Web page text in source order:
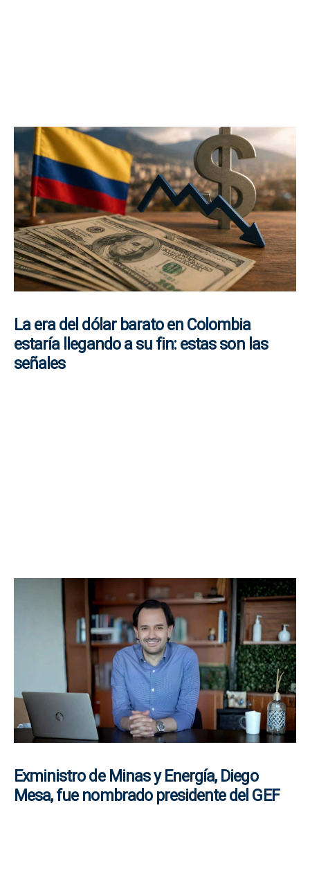
La era del dólar barato en Colombia
estaría llegando a su fin: estas son las
señales
Exministro de Minas y Energía, Diego
Mesa, fue nombrado presidente del GEF